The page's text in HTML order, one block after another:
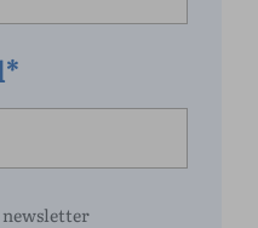
newsletter